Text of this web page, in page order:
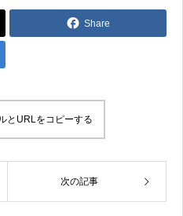
Share
とURLをコピーする
次の記事